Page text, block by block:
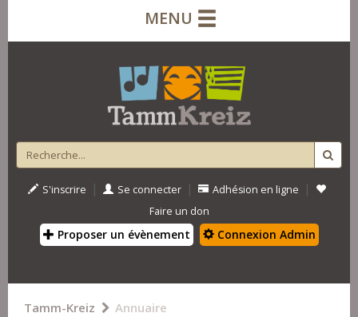
MENU
S'inscrire | Se connecter | Adhésion en ligne |
Faire un don
Proposer un évènement Connexion Admin
Tamm-Kreiz Annuaire